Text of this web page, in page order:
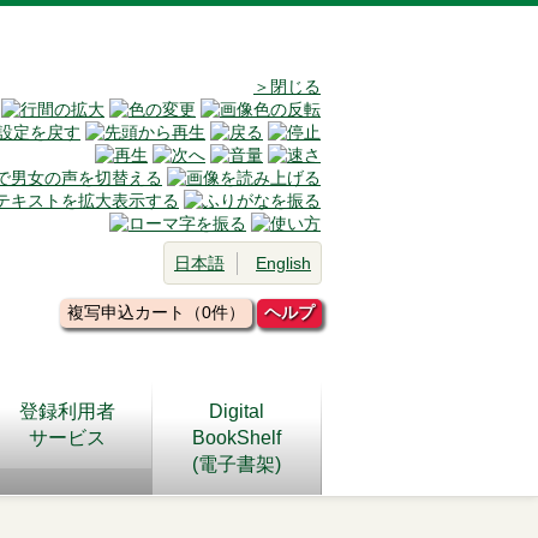
＞閉じる
日本語 English
複写申込カート（0件） ヘルプ
登録利用者
サービス
Digital
BookShelf
(電子書架)